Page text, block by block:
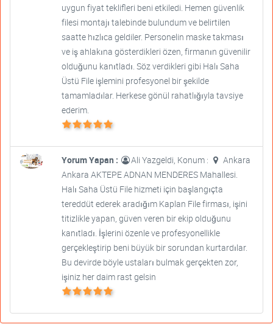
uygun fiyat teklifleri beni etkiledi. Hemen güvenlik
filesi montajı talebinde bulundum ve belirtilen
saatte hızlıca geldiler. Personelin maske takması
ve iş ahlakına gösterdikleri özen, firmanın güvenilir
olduğunu kanıtladı. Söz verdikleri gibi Halı Saha
Üstü File işlemini profesyonel bir şekilde
tamamladılar. Herkese gönül rahatlığıyla tavsiye
ederim.
Yorum Yapan : Ali Yazgeldi, Konum :
Ankara
Ankara AKTEPE ADNAN MENDERES Mahallesi.
Halı Saha Üstü File hizmeti için başlangıçta
tereddüt ederek aradığım Kaplan File firması, işini
titizlikle yapan, güven veren bir ekip olduğunu
kanıtladı. İşlerini özenle ve profesyonellikle
gerçekleştirip beni büyük bir sorundan kurtardılar.
Bu devirde böyle ustaları bulmak gerçekten zor,
işiniz her daim rast gelsin